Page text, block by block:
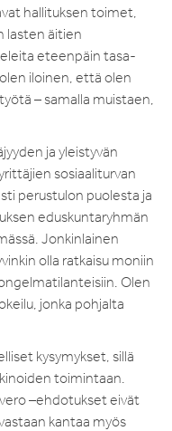
hallituksen toimet,
lasten äitien
eteenpäin tasa-
iloinen, että olen
– samalla muistaen,
ja yleistyvän
sosiaaliturvan
perustulon puolesta ja
eduskuntaryhmän
Jonkinlainen
olla ratkaisu moniin
Olen
jonka pohjalta
kysymykset, sillä
toimintaan.
–ehdotukset eivät
kantaa myös